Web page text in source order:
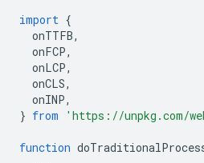
import {
onTTFB,
onFCP,
onLCP,
onCLS,
onINP,
} from 'https://unpkg.com/
function